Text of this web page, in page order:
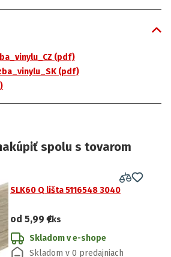
(pdf)
(pdf)
spolu s tovarom
SLK60 Q lišta 5116548 3040
od 5,99 €/ks
Skladom v e-shope
Skladom v 0 predajniach